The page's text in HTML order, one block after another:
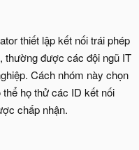
thiết lập kết nối trái phép
thường được các đội ngũ IT
Cách nhóm này chọn
họ thử các ID kết nối
chấp nhận.